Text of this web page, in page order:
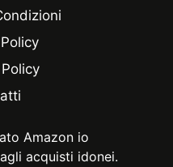
Amazon io
acquisti idonei.